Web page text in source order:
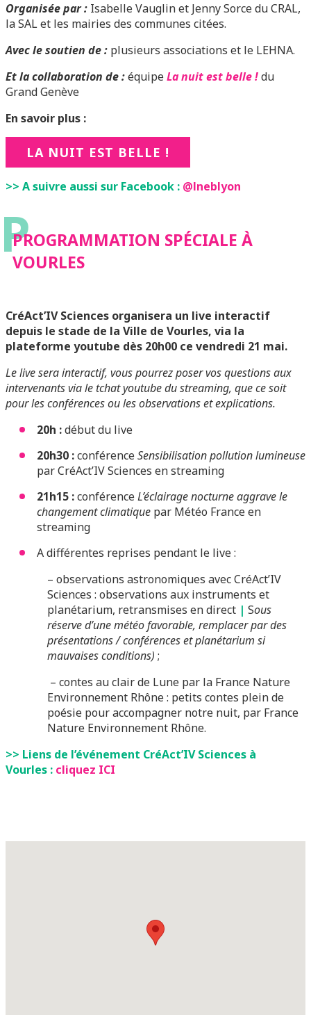
Organisée par : Isabelle Vauglin et Jenny Sorce du CRAL,
la SAL et les mairies des communes citées.
Avec le soutien de : plusieurs associations et le LEHNA.
Et la collaboration de :équipeLa nuit est belle !du
Grand Genève
En savoir plus :
LA NUIT EST BELLE !
>> A suivre aussi sur Facebook : @lneblyon
P
PROGRAMMATION SPÉCIALE À
VOURLES
CréAct’IV Sciences organisera un live interactif
depuis le stade de la Ville de Vourles, via la
plateforme youtube dès 20h00 ce vendredi 21 mai.
Le live sera interactif, vous pourrez poser vos questions aux
intervenants via le tchat youtube du streaming, que ce soit
pour les conférences ou les observations et explications.
20h :début du live
20h30 :conférenceSensibilisation pollution lumineuse
par CréAct’IV Sciences en streaming
21h15 :conférenceL’éclairage nocturne aggrave le
changement climatique par Météo France en
streaming
A différentes reprises pendant le live :
– observations astronomiques avec CréAct’IV
Sciences : observations aux instruments et
planétarium, retransmises en direct | Sous
réserve d’une météo favorable, remplacer par des
présentations / conférences et planétarium si
mauvaises conditions) ;
– contes au clair de Lune par la France Nature
Environnement Rhône : petits contes plein de
poésie pour accompagner notre nuit, par France
Nature Environnement Rhône.
>> Liens de l’événement CréAct’IV Sciences à
Vourles : cliquez ICI